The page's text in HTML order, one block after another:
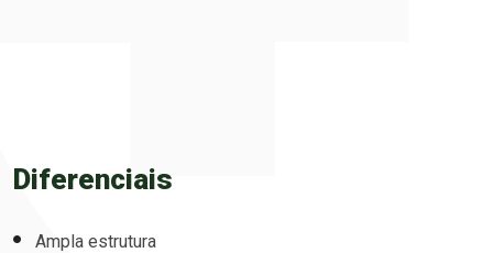
Diferenciais
Ampla estrutura